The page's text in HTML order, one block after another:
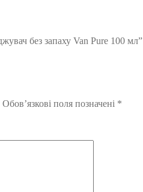
без запаху Van Pure 100 мл”
Обов’язкові поля позначені *